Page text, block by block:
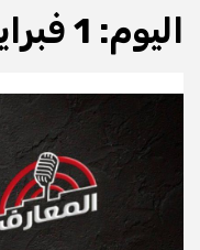
اليوم: 1 فبراير، 2024